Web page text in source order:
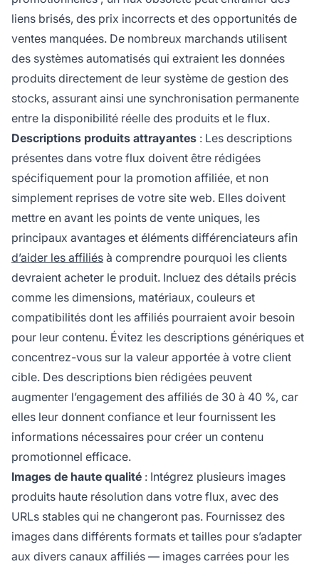
liens brisés, des prix incorrects et des opportunités de
ventes manquées. De nombreux marchands utilisent
des systèmes automatisés qui extraient les données
produits directement de leur système de gestion des
stocks, assurant ainsi une synchronisation permanente
entre la disponibilité réelle des produits et le flux.
Descriptions produits attrayantes : Les descriptions
présentes dans votre flux doivent être rédigées
spécifiquement pour la promotion affiliée, et non
simplement reprises de votre site web. Elles doivent
mettre en avant les points de vente uniques, les
principaux avantages et éléments différenciateurs afin
d’aider les affiliés à comprendre pourquoi les clients
devraient acheter le produit. Incluez des détails précis
comme les dimensions, matériaux, couleurs et
compatibilités dont les affiliés pourraient avoir besoin
pour leur contenu. Évitez les descriptions génériques et
concentrez-vous sur la valeur apportée à votre client
cible. Des descriptions bien rédigées peuvent
augmenter l’engagement des affiliés de 30 à 40 %, car
elles leur donnent confiance et leur fournissent les
informations nécessaires pour créer un contenu
promotionnel efficace.
Images de haute qualité : Intégrez plusieurs images
produits haute résolution dans votre flux, avec des
URLs stables qui ne changeront pas. Fournissez des
images dans différents formats et tailles pour s’adapter
aux divers canaux affiliés — images carrées pour les